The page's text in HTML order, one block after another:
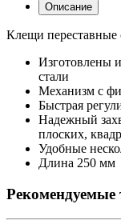
Описание
Клещи переставные
Изготовлены
стали
Механизм с
Быстрая
Надежный
плоских,
Удобные
Длина 250 мм
Рекомендуемые